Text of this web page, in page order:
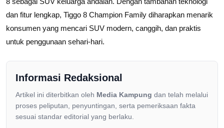
dan fitur lengkap, Tiggo 8 Champion Family diharapkan menarik
konsumen yang mencari SUV modern, canggih, dan praktis
untuk penggunaan sehari-hari.
Informasi Redaksional
Artikel ini diterbitkan oleh Media Kampung dan telah melalui
proses peliputan, penyuntingan, serta pemeriksaan fakta
sesuai standar editorial yang berlaku.